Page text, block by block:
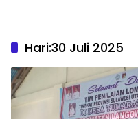
Hari:30 Juli 2025